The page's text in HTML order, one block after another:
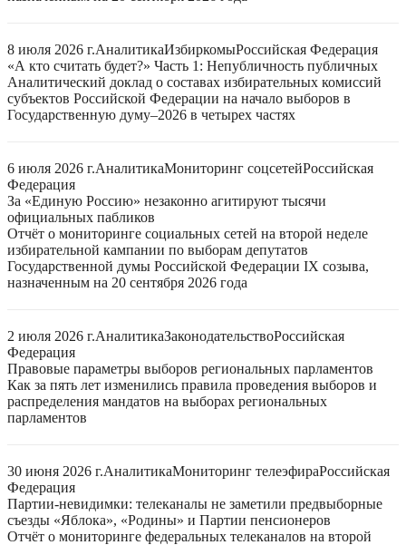
8 июля 2026 г.АналитикаИзбиркомыРоссийская Федерация
«А кто считать будет?» Часть 1: Непубличность публичных
Аналитический доклад о составах избирательных комиссий
субъектов Российской Федерации на начало выборов в
Государственную думу–2026 в четырех частях
6 июля 2026 г.АналитикаМониторинг соцсетейРоссийская
Федерация
За «Единую Россию» незаконно агитируют тысячи
официальных пабликов
Отчёт о мониторинге социальных сетей на второй неделе
избирательной кампании по выборам депутатов
Государственной думы Российской Федерации IX созыва,
назначенным на 20 сентября 2026 года
2 июля 2026 г.АналитикаЗаконодательствоРоссийская
Федерация
Правовые параметры выборов региональных парламентов
Как за пять лет изменились правила проведения выборов и
распределения мандатов на выборах региональных
парламентов
30 июня 2026 г.АналитикаМониторинг телеэфираРоссийская
Федерация
Партии-невидимки: телеканалы не заметили предвыборные
съезды «Яблока», «Родины» и Партии пенсионеров
Отчёт о мониторинге федеральных телеканалов на второй